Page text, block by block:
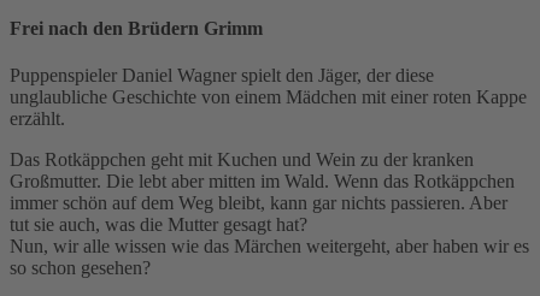
Frei nach den Brüdern Grimm
Puppenspieler Daniel Wagner spielt den Jäger, der diese
unglaubliche Geschichte von einem Mädchen mit einer roten Kappe
erzählt.
Das Rotkäppchen geht mit Kuchen und Wein zu der kranken
Großmutter. Die lebt aber mitten im Wald. Wenn das Rotkäppchen
immer schön auf dem Weg bleibt, kann gar nichts passieren. Aber
tut sie auch, was die Mutter gesagt hat?
Nun, wir alle wissen wie das Märchen weitergeht, aber haben wir es
so schon gesehen?